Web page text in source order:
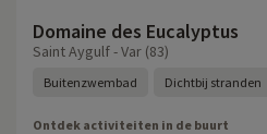
Domaine des Eucalyptus
Saint Aygulf - Var (83)
Buitenzwembad Dichtbij stranden
Ontdek activiteiten in de buurt